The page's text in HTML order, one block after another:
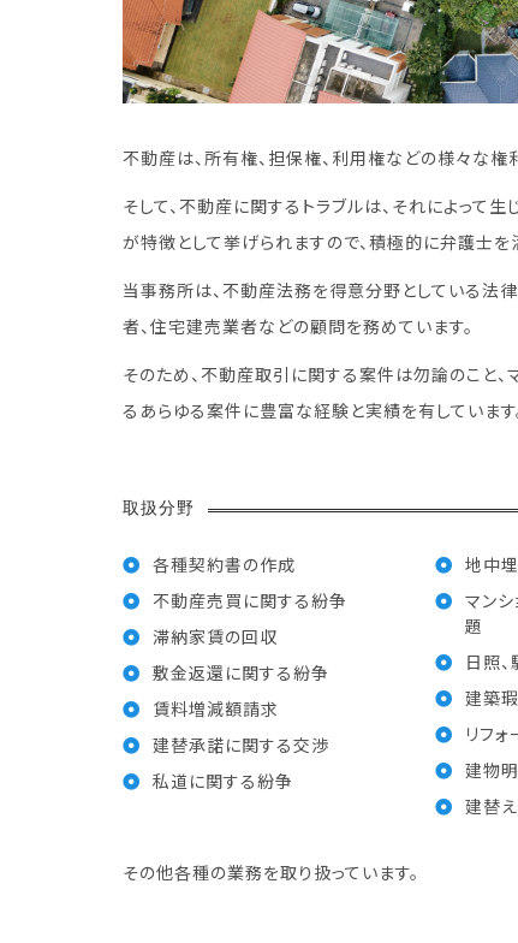
不動産は、所有権、担保権、利用権などの様々な権
そして、不動産に関するトラブルは、それによって
が特徴として挙げられますので、積極的に弁護士を
当事務所は、不動産法務を得意分野としている法
者、住宅建売業者などの顧問を務めています。
そのため、不動産取引に関する案件は勿論のこと、
るあらゆる案件に豊富な経験と実績を有しています
取扱分野
各種契約書の作成
不動産売買に関する紛争
滞納家賃の回収
敷金返還に関する紛争
賃料増減額請求
建替承諾に関する交渉
私道に関する紛争
地中
マン
題
日照
建築
リフ
建物
建替
その他各種の業務を取り扱っています。